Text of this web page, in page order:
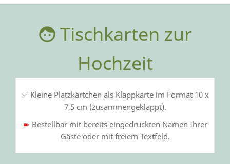
Tischkarten zur
Hochzeit
✅ Kleine Platzkärtchen als Klappkarte im Format 10 x
7,5 cm (zusammengeklappt).
➽ Bestellbar mit bereits eingedruckten Namen Ihrer
Gäste oder mit freiem Textfeld.